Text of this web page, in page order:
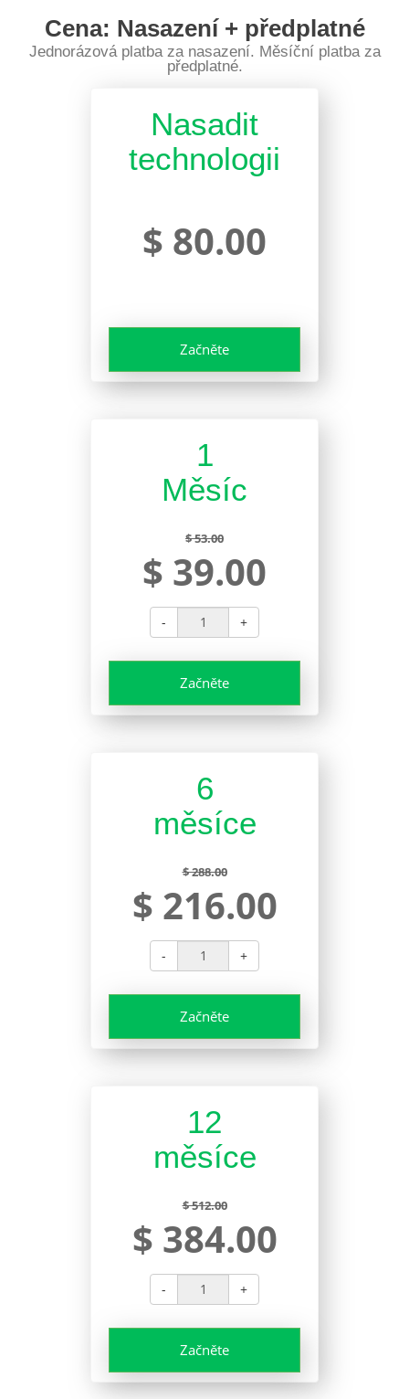
Cena: Nasazení + předplatné
Jednorázová platba za nasazení. Měsíční platba za
předplatné.
Nasadit
technologii
$ 80.00
Začněte
1
Měsíc
$ 53.00
$ 39.00
- +
Začněte
6
měsíce
$ 288.00
$ 216.00
- +
Začněte
12
měsíce
$ 512.00
$ 384.00
- +
Začněte